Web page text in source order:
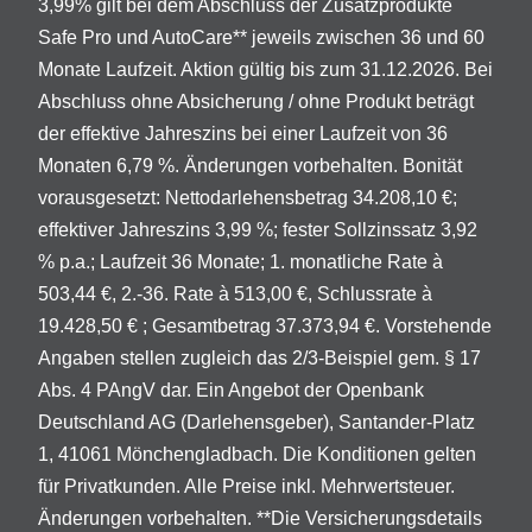
3,99% gilt bei dem Abschluss der Zusatzprodukte
Safe Pro und AutoCare** jeweils zwischen 36 und 60
Monate Laufzeit. Aktion gültig bis zum 31.12.2026. Bei
Abschluss ohne Absicherung / ohne Produkt beträgt
der effektive Jahreszins bei einer Laufzeit von 36
Monaten 6,79 %. Änderungen vorbehalten. Bonität
vorausgesetzt: Nettodarlehensbetrag 34.208,10 €;
effektiver Jahreszins 3,99 %; fester Sollzinssatz 3,92
% p.a.; Laufzeit 36 Monate; 1. monatliche Rate à
503,44 €, 2.-36. Rate à 513,00 €, Schlussrate à
19.428,50 € ; Gesamtbetrag 37.373,94 €. Vorstehende
Angaben stellen zugleich das 2/3-Beispiel gem. § 17
Abs. 4 PAngV dar. Ein Angebot der Openbank
Deutschland AG (Darlehensgeber), Santander-Platz
1, 41061 Mönchengladbach. Die Konditionen gelten
für Privatkunden. Alle Preise inkl. Mehrwertsteuer.
Änderungen vorbehalten. **Die Versicherungsdetails